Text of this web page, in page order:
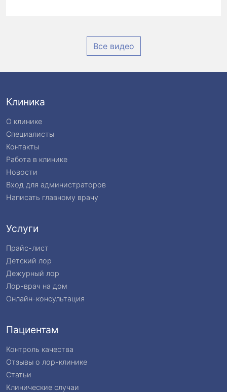
Все видео
Клиника
О клинике
Специалисты
Контакты
Работа в клинике
Новости
Вход для администраторов
Написать главному врачу
Услуги
Прайс-лист
Детский лор
Дежурный лор
Лор-врач на дом
Онлайн-консультация
Пациентам
Контроль качества
Отзывы о лор-клинике
Статьи
Клинические случаи